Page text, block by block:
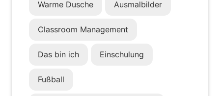
Warme Dusche Ausmalbilder
Classroom Management
Das bin ich Einschulung
Fußball